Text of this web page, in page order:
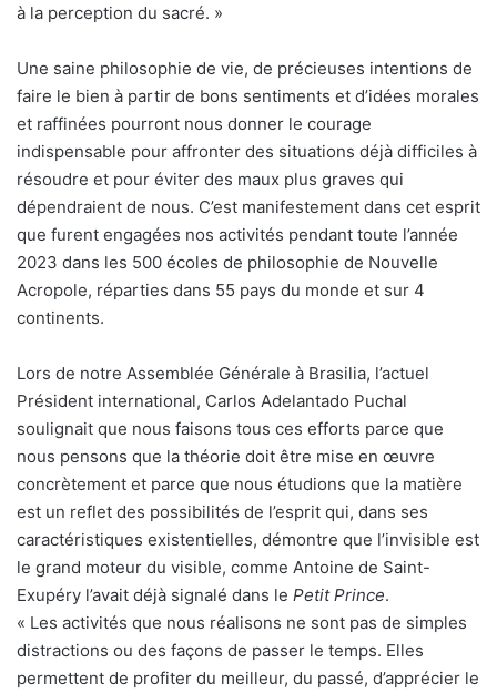
à la perception du sacré. »
Une saine philosophie de vie, de précieuses intentions de
faire le bien à partir de bons sentiments et d’idées morales
et raffinées pourront nous donner le courage
indispensable pour affronter des situations déjà difficiles à
résoudre et pour éviter des maux plus graves qui
dépendraient de nous. C’est manifestement dans cet esprit
que furent engagées nos activités pendant toute l’année
2023 dans les 500 écoles de philosophie de Nouvelle
Acropole, réparties dans 55 pays du monde et sur 4
continents.
Lors de notre Assemblée Générale à Brasilia, l’actuel
Président international, Carlos Adelantado Puchal
soulignait que nous faisons tous ces efforts parce que
nous pensons que la théorie doit être mise en œuvre
concrètement et parce que nous étudions que la matière
est un reflet des possibilités de l’esprit qui, dans ses
caractéristiques existentielles, démontre que l’invisible est
le grand moteur du visible, comme Antoine de Saint-
Exupéry l’avait déjà signalé dans le Petit Prince.
« Les activités que nous réalisons ne sont pas de simples
distractions ou des façons de passer le temps. Elles
permettent de profiter du meilleur, du passé, d’apprécier le